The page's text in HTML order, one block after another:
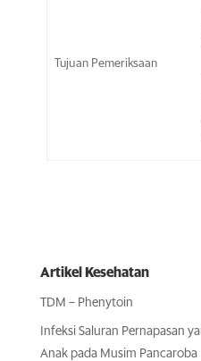
Tujuan Pemeriksaan
Artikel Kesehatan
TDM – Phenytoin
Infeksi Saluran Pernapasan
Anak pada Musim Pancaroba